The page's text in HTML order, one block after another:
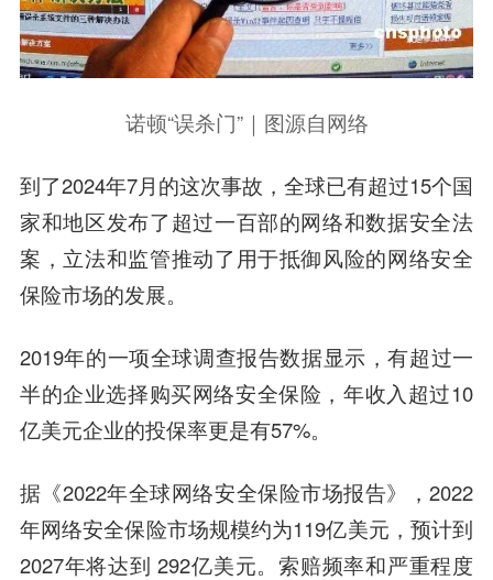
诺顿“误杀门”｜图源自网络
到了2024年7月的这次事故，全球已有超过15个国
家和地区发布了超过一百部的网络和数据安全法
案，立法和监管推动了用于抵御风险的网络安全
保险市场的发展。
2019年的一项全球调查报告数据显示，有超过一
半的企业选择购买网络安全保险，年收入超过10
亿美元企业的投保率更是有57%。
据《2022年全球网络安全保险市场报告》，2022
年网络安全保险市场规模约为119亿美元，预计到
2027年将达到 292亿美元。索赔频率和严重程度